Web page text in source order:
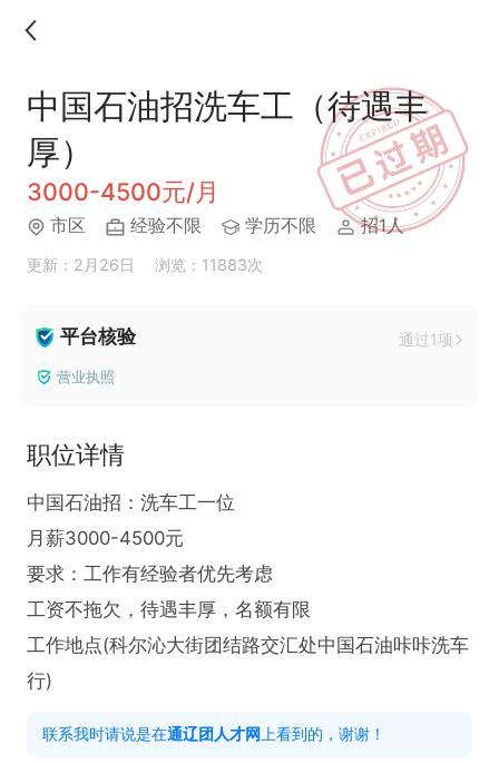
中国石油招洗车工（待遇丰
厚）
3000-4500元/月
市区 经验不限 学历不限 招1人
更新：2月26日 浏览：11883次
平台核验 通过1项
营业执照
职位详情
中国石油招：洗车工一位
月薪3000-4500元
要求：工作有经验者优先考虑
工资不拖欠，待遇丰厚，名额有限
工作地点(科尔沁大街团结路交汇处中国石油咔咔洗车
行)
联系我时请说是在通辽团人才网 上看到的，谢谢！